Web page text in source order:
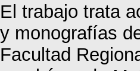
El trabajo trata
y monografías
Facultad